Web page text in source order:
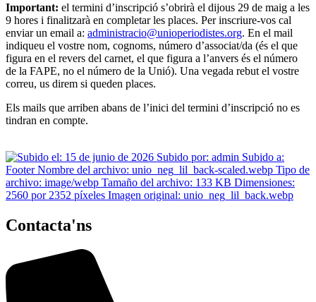
Important: el termini d’inscripció s’obrirà el dijous 29 de maig a les
9 hores i finalitzarà en completar les places. Per inscriure-vos cal
enviar un email a: administracio@unioperiodistes.org. En el mail
indiqueu el vostre nom, cognoms, número d’associat/da (és el que
figura en el revers del carnet, el que figura a l’anvers és el número
de la FAPE, no el número de la Unió). Una vegada rebut el vostre
correu, us direm si queden places.
Els mails que arriben abans de l’inici del termini d’inscripció no es
tindran en compte.
Contacta'ns